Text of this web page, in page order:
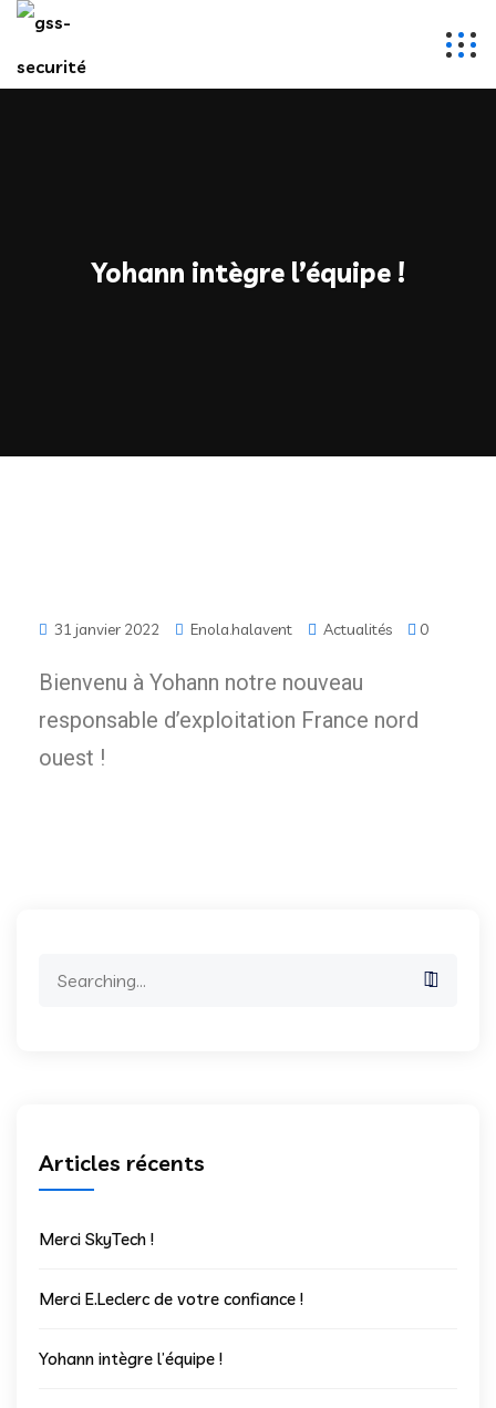
Yohann intègre l’équipe !
31 janvier 2022 Enola.halavent Actualités 0
Bienvenu à Yohann notre nouveau
responsable d’exploitation France nord
ouest !
Articles récents
Merci SkyTech !
Merci E.Leclerc de votre confiance !
Yohann intègre l’équipe !